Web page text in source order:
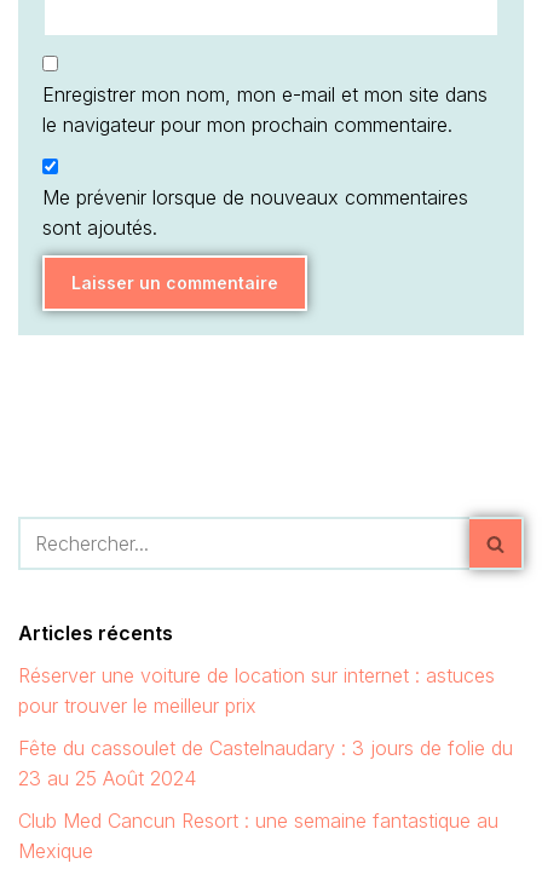
Enregistrer mon nom, mon e-mail et mon site dans
le navigateur pour mon prochain commentaire.
Me prévenir lorsque de nouveaux commentaires
sont ajoutés.
Articles récents
Réserver une voiture de location sur internet : astuces
pour trouver le meilleur prix
Fête du cassoulet de Castelnaudary : 3 jours de folie du
23 au 25 Août 2024
Club Med Cancun Resort : une semaine fantastique au
Mexique